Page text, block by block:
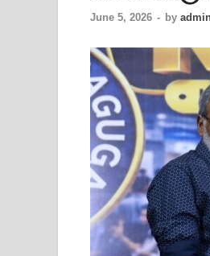
June 5, 2026 - by